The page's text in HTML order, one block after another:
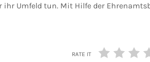
ihr Umfeld tun. Mit Hilfe der
RATE IT